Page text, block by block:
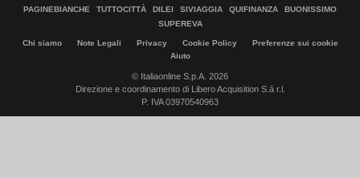
PAGINEBIANCHE
TUTTOCITTÀ DILEI SIVIAGGIA QUIFINANZA
BUONISSIMO
SUPEREVA
Chi siamo Note Legali Privacy Cookie Policy
Preferenze sui cookie
Aiuto
© Italiaonline S.p.A. 2026
Direzione e coordinamento di Libero Acquisition S.á r.l.
P. IVA 03970540963